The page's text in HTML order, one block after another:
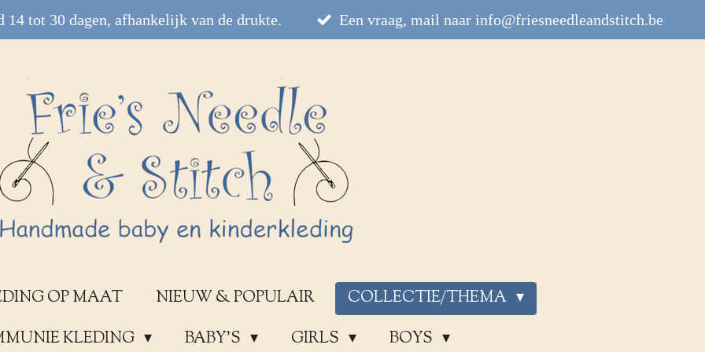
14 tot 30 dagen, afhankelijk van de drukte. Een vraag, mail naar info@friesneedleandstitch.be
OP MAAT NIEUW & POPULAIR
COLLECTIE/THEMA
KLEDING
BABY'S GIRLS
BOYS